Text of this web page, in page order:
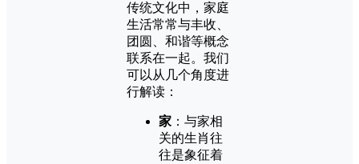
传统文化中，家庭
生活常常与丰收、
团圆、和谐等概念
联系在一起。我们
可以从几个角度进
行解读：
家 ：与家相
关的生肖往
往是象征着